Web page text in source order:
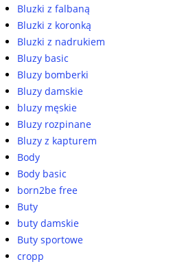
Bluzki z falbaną
Bluzki z koronką
Bluzki z nadrukiem
Bluzy basic
Bluzy bomberki
Bluzy damskie
bluzy męskie
Bluzy rozpinane
Bluzy z kapturem
Body
Body basic
born2be free
Buty
buty damskie
Buty sportowe
cropp